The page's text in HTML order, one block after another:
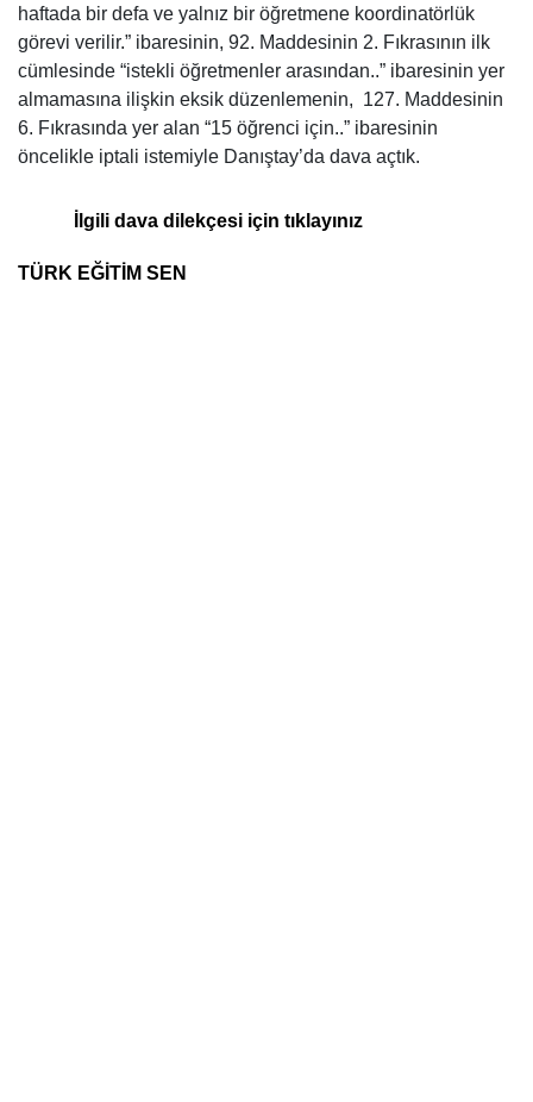
haftada bir defa ve yalnız bir öğretmene koordinatörlük
görevi verilir.” ibaresinin, 92. Maddesinin 2. Fıkrasının ilk
cümlesinde “istekli öğretmenler arasından..” ibaresinin yer
almamasına ilişkin eksik düzenlemenin, 127. Maddesinin
6. Fıkrasında yer alan “15 öğrenci için..” ibaresinin
öncelikle iptali istemiyle Danıştay’da dava açtık.
İlgili dava dilekçesi için tıklayınız
TÜRK EĞİTİM SEN